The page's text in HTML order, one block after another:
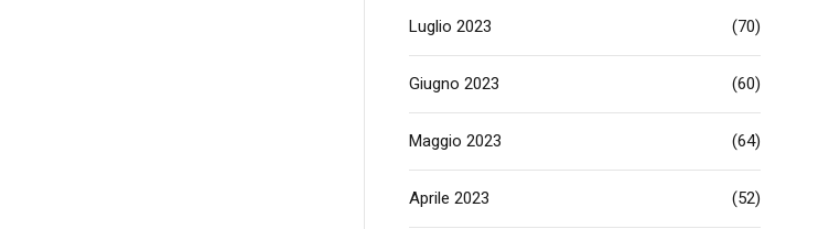
Luglio 2023 (70)
Giugno 2023 (60)
Maggio 2023 (64)
Aprile 2023 (52)